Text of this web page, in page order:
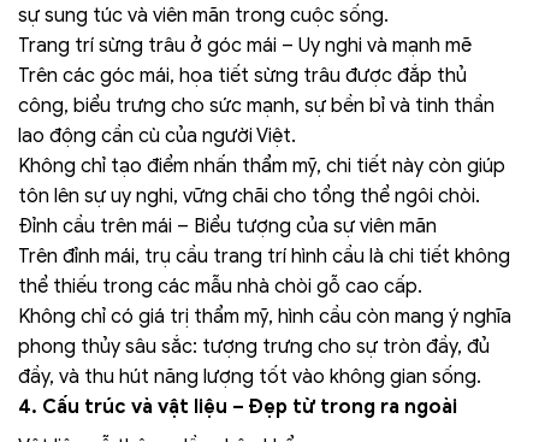
sự sung túc và viên mãn trong cuộc sống.
Trang trí sừng trâu ở góc mái – Uy nghi và mạnh mẽ
Trên các góc mái, họa tiết sừng trâu được đắp thủ
công, biểu trưng cho sức mạnh, sự bền bỉ và tinh thần
lao động cần cù của người Việt.
Không chỉ tạo điểm nhấn thẩm mỹ, chi tiết này còn giúp
tôn lên sự uy nghi, vững chãi cho tổng thể ngôi chòi.
Đỉnh cầu trên mái – Biểu tượng của sự viên mãn
Trên đỉnh mái, trụ cầu trang trí hình cầu là chi tiết không
thể thiếu trong các mẫu nhà chòi gỗ cao cấp.
Không chỉ có giá trị thẩm mỹ, hình cầu còn mang ý nghĩa
phong thủy sâu sắc: tượng trưng cho sự tròn đầy, đủ
đầy, và thu hút năng lượng tốt vào không gian sống.
4. Cấu trúc và vật liệu – Đẹp từ trong ra ngoài